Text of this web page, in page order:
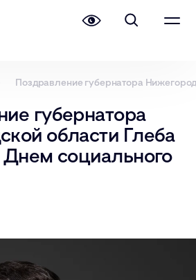
Поздравление губернатора
губернатора
области Глеба
Днем социального